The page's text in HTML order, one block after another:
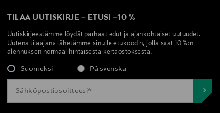
TILAA UUTISKIRJE – ETUSI –10 %
Uutiskirjeestämme löydät parhaat edut ja ajankohtaiset uutuudet.
Uutena tilaajana lähetämme sinulle etukoodin, jolla saat 10 %:n
alennuksen normaalihintaisesta kertaostoksesta.
Suomeksi På svenska